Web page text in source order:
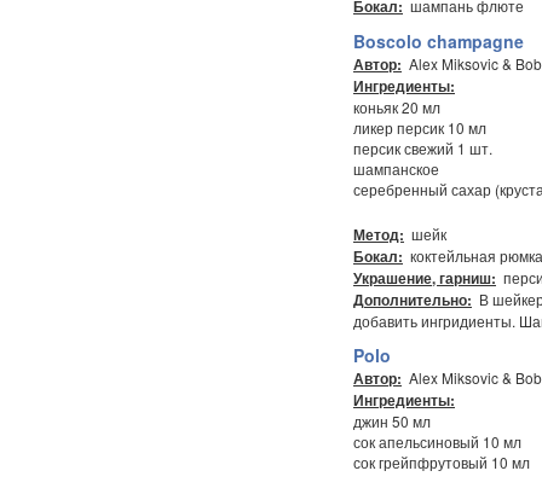
Бокал: шампань флюте
Boscolo champagne
Автор: Alex Miksovic &
Ингредиенты:
коньяк 20 мл
ликер персик 10 мл
персик свежий 1 шт.
шампанское
серебренный сахар
Метод: шейк
Бокал: коктейльная рюмка
Украшение, гарниш:
Дополнительно: В
добавить ингридиенты.
Polo
Автор: Alex Miksovic &
Ингредиенты:
джин 50 мл
сок апельсиновый 10 мл
сок грейпфрутовый 10 мл